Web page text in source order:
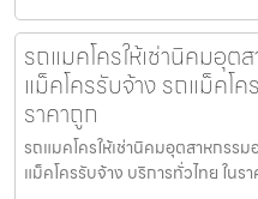
รถแมคโครให้เช่านิคมอุต
แม็คโครรับจ้าง รถแม็คโ
ราคาถูก
รถแมคโครให้เช่านิคมอุตสาหกรรม
แม็คโครรับจ้าง บริการทั่วไทย ใน